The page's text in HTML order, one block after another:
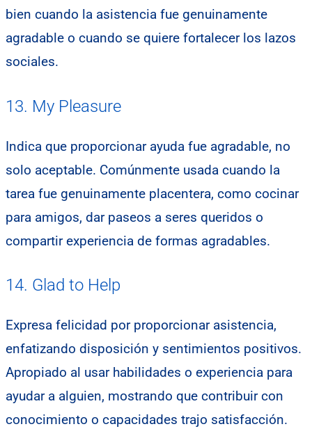
bien cuando la asistencia fue genuinamente
agradable o cuando se quiere fortalecer los lazos
sociales.
13. My Pleasure
Indica que proporcionar ayuda fue agradable, no
solo aceptable. Comúnmente usada cuando la
tarea fue genuinamente placentera, como cocinar
para amigos, dar paseos a seres queridos o
compartir experiencia de formas agradables.
14. Glad to Help
Expresa felicidad por proporcionar asistencia,
enfatizando disposición y sentimientos positivos.
Apropiado al usar habilidades o experiencia para
ayudar a alguien, mostrando que contribuir con
conocimiento o capacidades trajo satisfacción.